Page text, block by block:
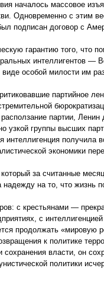
началось массовое
Одновременно с этим
подписан договор с
гарантию того, что
интеллигентов —
особой милости им
партийное
партии, Ленин
узкой группы высших
интеллигенция получила
экономики
за считанные
на то, что жизнь
с крестьянами —
с
продолжать «мировую
к политике
власти, он
политики